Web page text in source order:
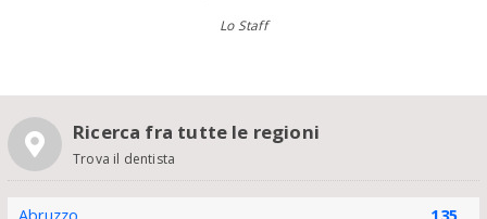
Lo Staff
Ricerca fra tutte le regioni
Trova il dentista